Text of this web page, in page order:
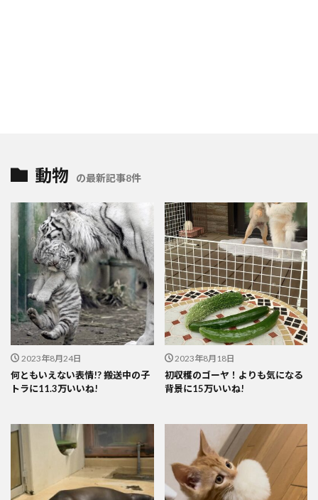
動物 の最新記事8件
2023年8月24日
何ともいえない表情!? 搬送中の子
トラに11.3万いいね!
2023年8月18日
初収穫のゴーヤ！よりも気になる
背景に15万いいね!